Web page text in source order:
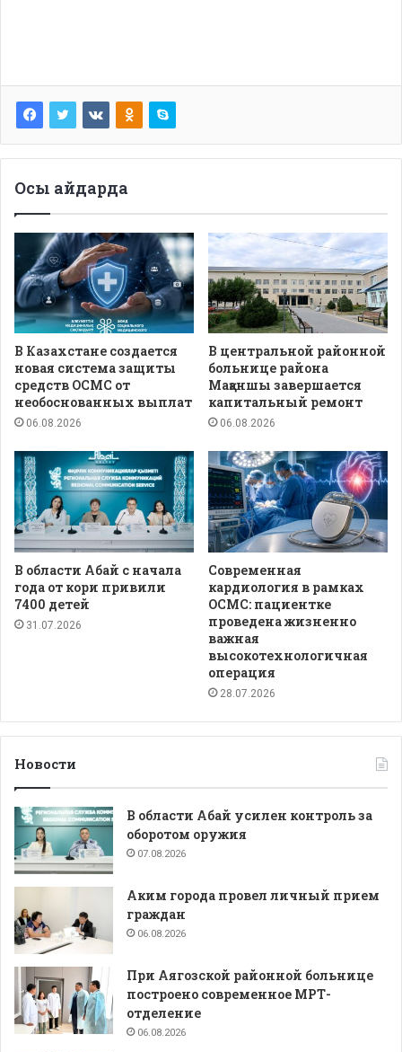
Осы айдарда
В Казахстане создается
новая система защиты
средств ОСМС от
необоснованных выплат
06.08.2026
В центральной районной
больнице района
Мақаншы завершается
капитальный ремонт
06.08.2026
В области Абай с начала
года от кори привили
7400 детей
31.07.2026
Современная
кардиология в рамках
ОСМС: пациентке
проведена жизненно
важная
высокотехнологичная
операция
28.07.2026
Новости
В области Абай усилен контроль за
оборотом оружия
07.08.2026
Аким города провел личный прием
граждан
06.08.2026
При Аягозской районной больнице
построено современное МРТ-
отделение
06.08.2026